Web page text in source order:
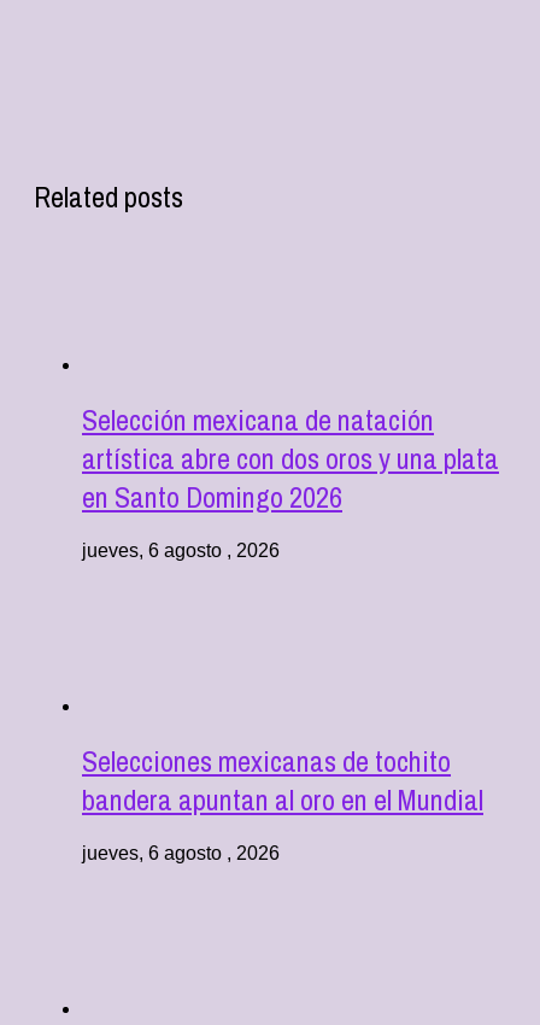
Related posts
Selección mexicana de natación
artística abre con dos oros y una plata
en Santo Domingo 2026
jueves, 6 agosto , 2026
Selecciones mexicanas de tochito
bandera apuntan al oro en el Mundial
jueves, 6 agosto , 2026